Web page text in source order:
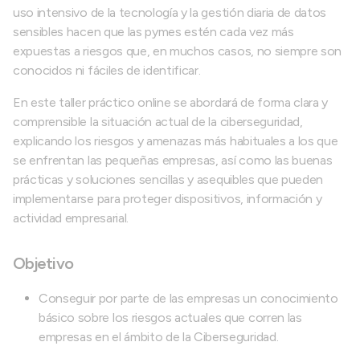
uso intensivo de la tecnología y la gestión diaria de datos
sensibles hacen que las pymes estén cada vez más
expuestas a riesgos que, en muchos casos, no siempre son
conocidos ni fáciles de identificar.
En este taller práctico online se abordará de forma clara y
comprensible la situación actual de la ciberseguridad,
explicando los riesgos y amenazas más habituales a los que
se enfrentan las pequeñas empresas, así como las buenas
prácticas y soluciones sencillas y asequibles que pueden
implementarse para proteger dispositivos, información y
actividad empresarial.
Objetivo
Conseguir por parte de las empresas un conocimiento
básico sobre los riesgos actuales que corren las
empresas en el ámbito de la Ciberseguridad.